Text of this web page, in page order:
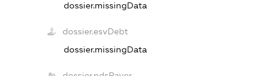
dossier.missingData
dossier.esvDebt
dossier.missingData